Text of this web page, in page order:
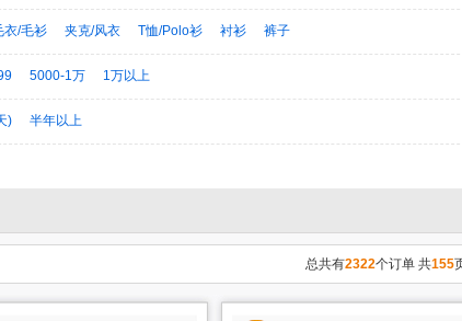
衣/毛衫 夹克/风衣 T恤/Polo衫 衬衫
裤子
5000-1万 1万以上
) 半年以上
总共有2322个订单 共155